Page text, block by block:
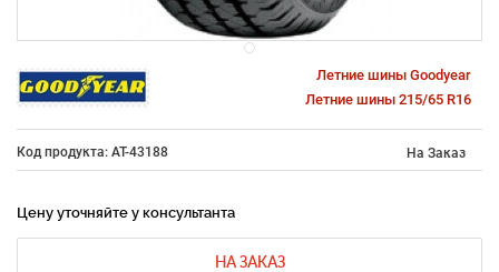
Летние шины Goodyear
Летние шины 215/65 R16
Код продукта: AT-43188 На Заказ
Цену уточняйте у консультанта
НА ЗАКАЗ